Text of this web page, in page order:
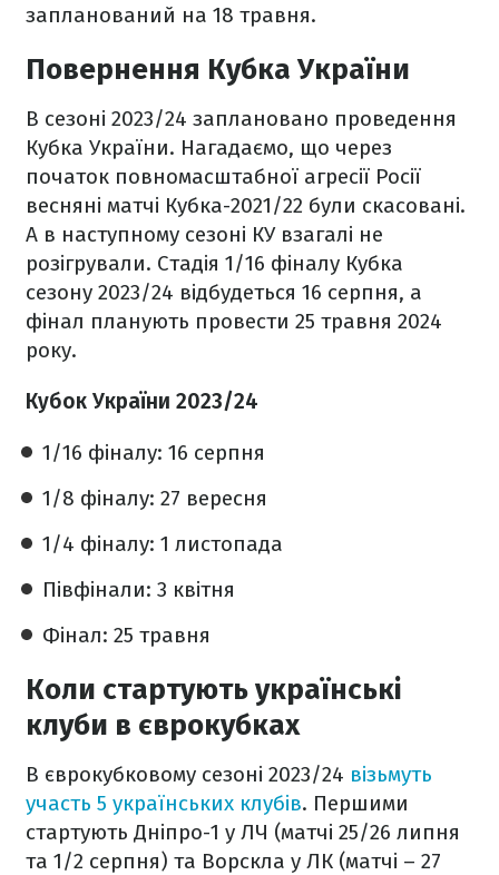
запланований на 18 травня.
Повернення Кубка України
В сезоні 2023/24 заплановано проведення
Кубка України. Нагадаємо, що через
початок повномасштабної агресії Росії
весняні матчі Кубка-2021/22 були скасовані.
А в наступному сезоні КУ взагалі не
розігрували. Стадія 1/16 фіналу Кубка
сезону 2023/24 відбудеться 16 серпня, а
фінал планують провести 25 травня 2024
року.
Кубок України 2023/24
1/16 фіналу: 16 серпня
1/8 фіналу: 27 вересня
1/4 фіналу: 1 листопада
Півфінали: 3 квітня
Фінал: 25 травня
Коли стартують українські
клуби в єврокубках
В єврокубковому сезоні 2023/24 візьмуть
участь 5 українських клубів. Першими
стартують Дніпро-1 у ЛЧ (матчі 25/26 липня
та 1/2 серпня) та Ворскла у ЛК (матчі – 27